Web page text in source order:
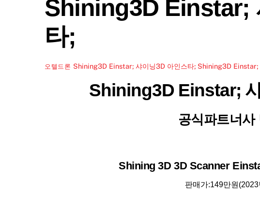
Shining3D Einstar;
타;
오텔드론 Shining3D Einstar; 샤이닝3D 아인스타; Shining3D Einstar;
Shining3D Einstar;
공식파트너사
Shining 3D 3D Scanner
판매가:149만원